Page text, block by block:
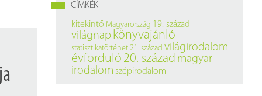
CÍMKÉK
kitekintő Magyarország 19. század
világnap könyvajánló
statisztikatörténet 21. század világirodalom
évforduló 20. század magyar
irodalom szépirodalom